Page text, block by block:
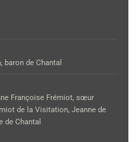
baron de Chantal
Françoise Frémiot, sœur
de la Visitation, Jeanne de
de Chantal